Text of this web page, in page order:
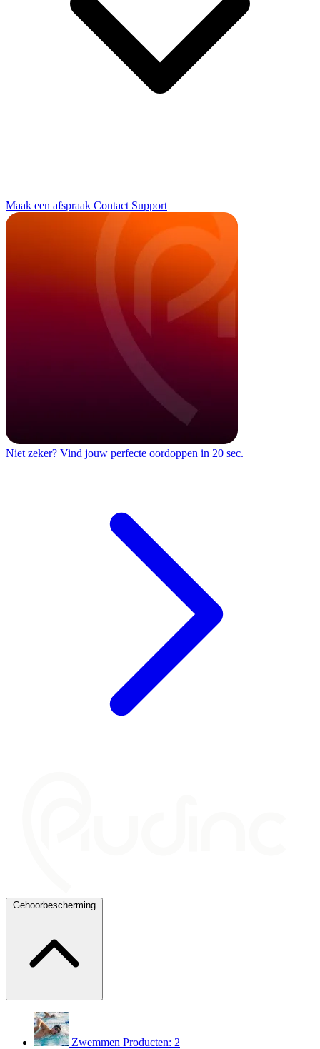
Maak een afspraak Contact Support
Niet zeker? Vind jouw perfecte oordoppen in 20 sec.
Gehoorbescherming
Zwemmen Producten: 2